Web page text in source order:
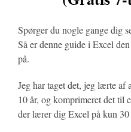
Spørger du nogle gange dig
Så er denne guide i Excel
på.
Jeg har taget det, jeg lærte
10 år, og komprimeret det til
der lærer dig Excel på kun 30